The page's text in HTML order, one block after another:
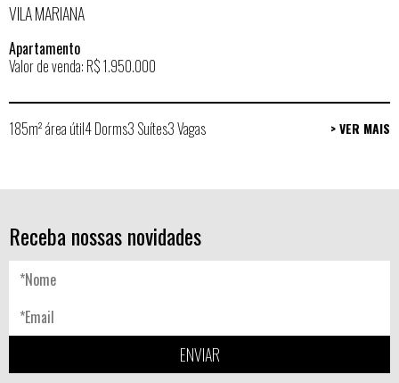
VILA MARIANA
Apartamento
Valor de venda: R$ 1.950.000
185m² área útil4 Dorms3 Suítes3 Vagas > VER MAIS
Receba nossas novidades
ENVIAR